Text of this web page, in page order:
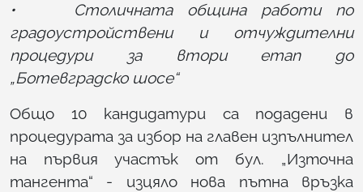
• Столичната община работи по
градоустройствени и отчуждителни
процедури за втори етап до
„Ботевградско шосе“
Общо 10 кандидатури са подадени в
процедурата за избор на главен изпълнител
на първия участък от бул. „Източна
тангента“ - изцяло нова пътна връзка